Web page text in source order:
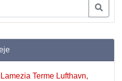
Terme Lufthavn,